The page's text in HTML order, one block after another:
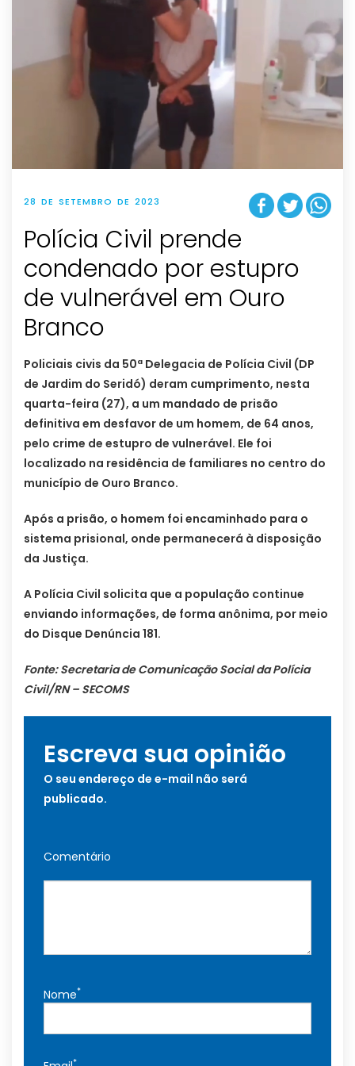
28 DE SETEMBRO DE 2023
Polícia Civil prende
condenado por estupro
de vulnerável em Ouro
Branco
Policiais civis da 50ª Delegacia de Polícia Civil (DP
de Jardim do Seridó) deram cumprimento, nesta
quarta-feira (27), a um mandado de prisão
definitiva em desfavor de um homem, de 64 anos,
pelo crime de estupro de vulnerável. Ele foi
localizado na residência de familiares no centro do
município de Ouro Branco.
Após a prisão, o homem foi encaminhado para o
sistema prisional, onde permanecerá à disposição
da Justiça.
A Polícia Civil solicita que a população continue
enviando informações, de forma anônima, por meio
do Disque Denúncia 181.
Fonte: Secretaria de Comunicação Social da Polícia
Civil/RN – SECOMS
Escreva sua opinião
O seu endereço de e-mail não será
publicado.
Comentário
Nome*
*